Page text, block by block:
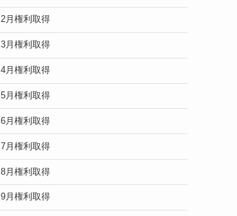
2月権利取得
3月権利取得
4月権利取得
5月権利取得
6月権利取得
7月権利取得
8月権利取得
9月権利取得